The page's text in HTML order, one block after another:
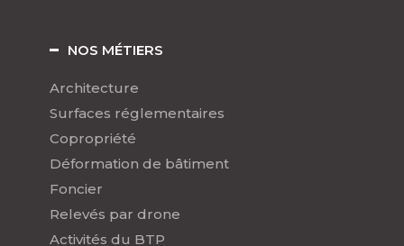
NOS MÉTIERS
Architecture
Surfaces réglementaires
Copropriété
Déformation de bâtiment
Foncier
Relevés par drone
Activités du BTP